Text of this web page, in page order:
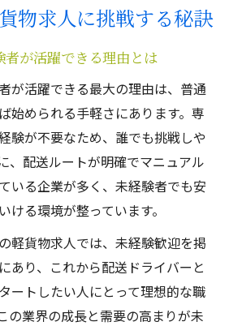
軽貨物求人を選ぶコツと注意
叶える東京都国立市の選び方
叶える自由な働き方の実現方
で選ばれる軽貨物求人の特徴
ライフバランスと軽貨物求人
自分らしい働き方を見つける
で未経験OKな軽貨物求人の探
物求人に挑戦する秘訣
が活躍できる理由とは
が活躍できる最大の理由は、普通
始められる手軽さにあります。専
験が不要なため、誰でも挑戦しや
、配送ルートが明確でマニュアル
いる企業が多く、未経験者でも安
ける環境が整っています。
軽貨物求人では、未経験歓迎を掲
あり、これから配送ドライバーと
ートしたい人にとって理想的な職
の業界の成長と需要の高まりが未